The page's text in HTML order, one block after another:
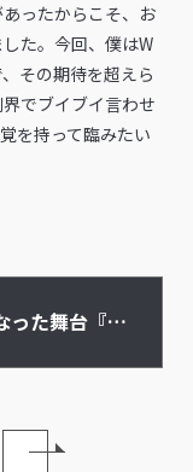
ったからこそ、お
た。今回、僕はW
その期待を超えら
でブイブイ言わせ
を持って臨みたい
った舞台『ヒ